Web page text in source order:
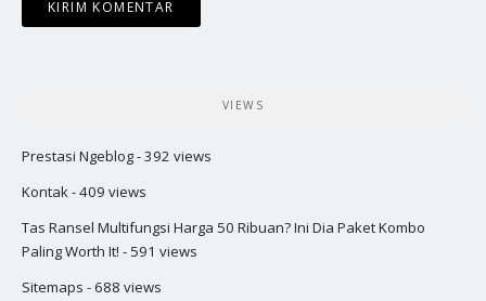
VIEWS
Prestasi Ngeblog- 392 views
Kontak- 409 views
Tas Ransel Multifungsi Harga 50 Ribuan? Ini Dia Paket Kombo
Paling Worth It! - 591 views
Sitemaps - 688 views